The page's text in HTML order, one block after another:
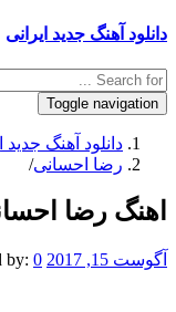
جدید ایرانی
Toggle
آهنگ جدید ایرانی/
احسانی/
احسانی دل
Published by: 0